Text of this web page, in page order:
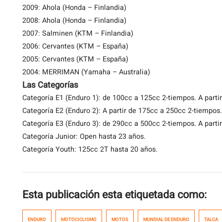
2009: Ahola (Honda – Finlandia)
2008: Ahola (Honda – Finlandia)
2007: Salminen (KTM – Finlandia)
2006: Cervantes (KTM – España)
2005: Cervantes (KTM – España)
2004: MERRIMAN (Yamaha – Australia)
Las Categorías
Categoría E1 (Enduro 1): de 100cc a 125cc 2-tiempos. A
Categoría E2 (Enduro 2): A partir de 175cc a 250cc 2-
Categoría E3 (Enduro 3): de 290cc a 500cc 2-tiempos. A
Categoría Junior: Open hasta 23 años.
Categoría Youth: 125cc 2T hasta 20 años.
Esta publicación esta etiquetada como:
ENDURO MOTOCICLISMO MOTOS MUNDIAL DE ENDURO TALCA